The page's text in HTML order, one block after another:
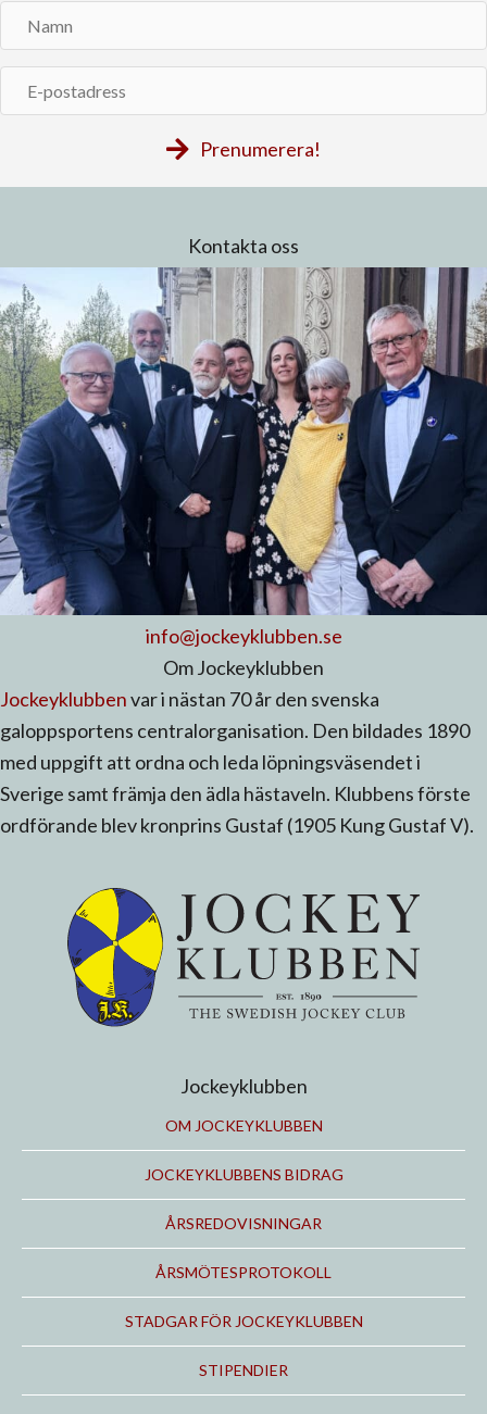
Namn
postadress
Prenumerera!
Kontakta oss
info@jockeyklubben.se
Om Jockeyklubben
Jockeyklubbenvar i nästan 70 år den svenska
galoppsportens centralorganisation. Den bildades 1890
med uppgift att ordna och leda löpningsväsendet i
Sverige samt främja den ädla hästaveln. Klubbens förste
ordförande blev kronprins Gustaf (1905 Kung Gustaf V).
Jockeyklubben
OM JOCKEYKLUBBEN
JOCKEYKLUBBENS BIDRAG
ÅRSREDOVISNINGAR
ÅRSMÖTESPROTOKOLL
STADGAR FÖR JOCKEYKLUBBEN
STIPENDIER